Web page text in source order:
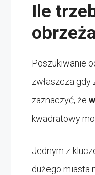
Ile
Poszukiwanie
zwłaszcza gdy
zaznaczyć, że
kwadratowy
Jednym z
dużego miasta